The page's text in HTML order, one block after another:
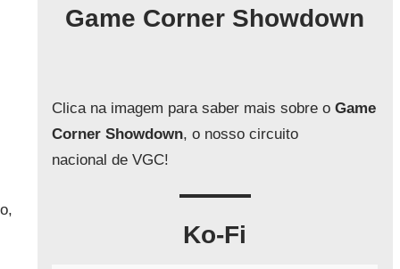
Game Corner Showdown
Clica na imagem para saber mais sobre oGame
Corner Showdown, o nosso circuito
nacional de VGC!
Ko-Fi